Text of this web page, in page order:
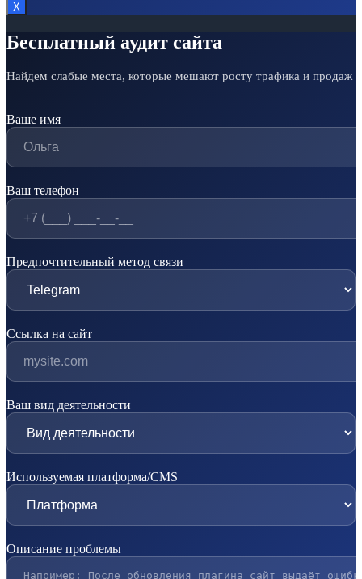
Х
Бесплатный аудит сайта
Найдем слабые места, которые мешают росту трафика и продаж
Ваше имя
Ваш телефон
Предпочтительный метод связи
Ссылка на сайт
Ваш вид деятельности
Используемая платформа/CMS
Описание проблемы